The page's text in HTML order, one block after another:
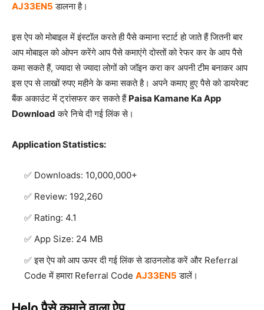
AJ33EN5 डालना है।
इस ऐप को मोबाइल में इंस्टॉल करते ही पैसे कमाना स्टार्ट हो जाते हैं जितनी बार
आप मोबाइल को ओपन करेंगे आप पैसे कमाएंगे दोस्तों को रेफर कर के आप पैसे
कमा सकते हैं, ज्यादा से ज्यादा लोगों को जॉइन करा कर अपनी टीम बनाकर आप
इस एप से लाखों रुपए महीने के कमा सकते है। अपने कमाए हुए पैसे को डायरेक्ट
बैंक अकाउंट में ट्रांसफर कर सकते हैं Paisa Kamane Ka App
Download करे निचे दी गई लिंक से।
Application Statistics:
Downloads: 10,000,000+
Review: 192,260
Rating: 4.1
App Size: 24 MB
इस ऐप को आप ऊपर दी गई लिंक से डाउनलोड करें और Referral
Code में हमारा Referral Code AJ33EN5 डालें।